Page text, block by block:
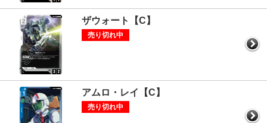
ザウォート【C】
売り切れ中
アムロ・レイ【C】
売り切れ中